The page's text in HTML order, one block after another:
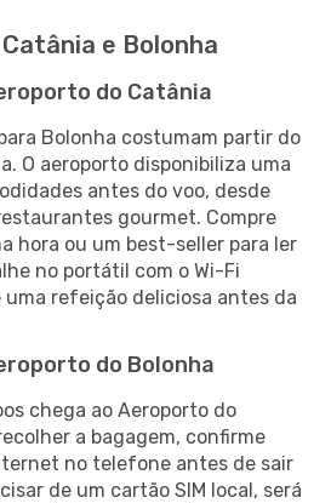
e Bolonha
do Catânia
Bolonha costumam partir do
O aeroporto disponibiliza uma
antes do voo, desde
gourmet. Compre
hora ou um best-seller para ler
no portátil com o Wi-Fi
refeição deliciosa antes da
do Bolonha
chega ao Aeroporto do
a bagagem, confirme
no telefone antes de sair
de um cartão SIM local, será